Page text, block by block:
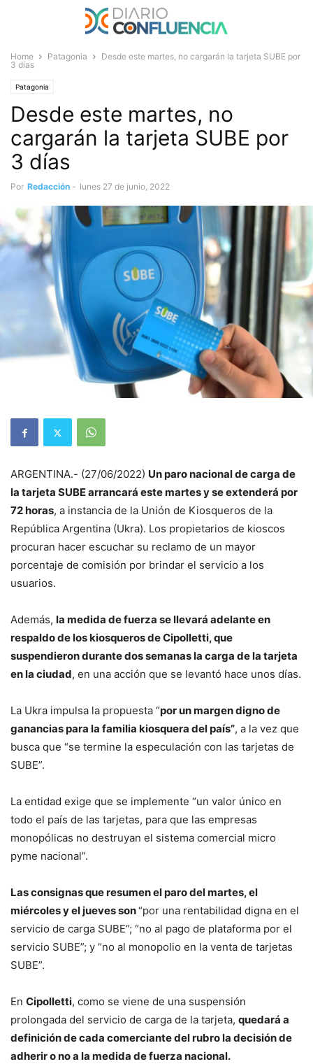
Home Patagonia
Desde este martes, no cargarán la tarjeta SUBE por
3 días
Patagonia
Desde este martes, no
cargarán la tarjeta SUBE por
3 días
Por Redacción - lunes 27 de junio, 2022
ARGENTINA.- (27/06/2022) Un paro nacional de carga de
la tarjeta SUBE arrancará este martes y se extenderá por
72 horas, a instancia de la Unión de Kiosqueros de la
República Argentina (Ukra). Los propietarios de kioscos
procuran hacer escuchar su reclamo de un mayor
porcentaje de comisión por brindar el servicio a los
usuarios.
Además, la medida de fuerza se llevará adelante en
respaldo de los kiosqueros de Cipolletti, que
suspendieron durante dos semanas la carga de la tarjeta
en la ciudad, en una acción que se levantó hace unos días.
La Ukra impulsa la propuesta “por un margen digno de
ganancias para la familia kiosquera del país”, a la vez que
busca que “se termine la especulación con las tarjetas de
SUBE”.
La entidad exige que se implemente “un valor único en
todo el país de las tarjetas, para que las empresas
monopólicas no destruyan el sistema comercial micro
pyme nacional”.
Las consignas que resumen el paro del martes, el
miércoles y el jueves son“por una rentabilidad digna en el
servicio de carga SUBE”; “no al pago de plataforma por el
servicio SUBE”; y “no al monopolio en la venta de tarjetas
SUBE”.
En Cipolletti, como se viene de una suspensión
prolongada del servicio de carga de la tarjeta, quedará a
definición de cada comerciante del rubro la decisión de
adherir o no a la medida de fuerza nacional.